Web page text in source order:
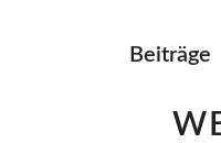
Beiträge